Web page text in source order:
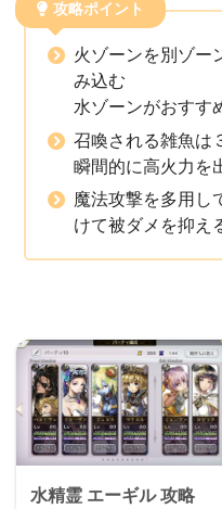
攻略ポイント
火ゾーンを別ゾー
み込む
水ゾーンがおすす
召喚される雑魚は
瞬間的に高火力を
魔法攻撃を多用し
けて被ダメを抑え
水精霊 エーギル 攻略